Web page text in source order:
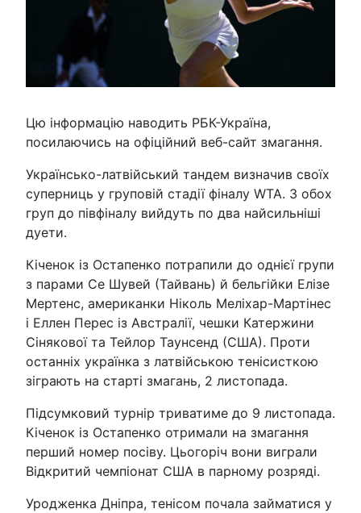
Цю інформацію наводить РБК-Україна,
посилаючись на офіційний веб-сайт змагання.
Українсько-латвійський тандем визначив своїх
суперниць у груповій стадії фіналу WTA. З обох
груп до півфіналу вийдуть по два найсильніші
дуети.
Кіченок із Остапенко потрапили до однієї групи
з парами Се Шувей (Тайвань) й бельгійки Елізе
Мертенс, американки Ніколь Меліхар-Мартінес
і Еллен Перес із Австралії, чешки Катержини
Сінякової та Тейлор Таунсенд (США). Проти
останніх українка з латвійською тенісисткою
зіграють на старті змагань, 2 листопада.
Підсумковий турнір триватиме до 9 листопада.
Кіченок із Остапенко отримали на змагання
перший номер посіву. Цьогоріч вони виграли
Відкритий чемпіонат США в парному розряді.
Уродженка Дніпра, тенісом почала займатися у